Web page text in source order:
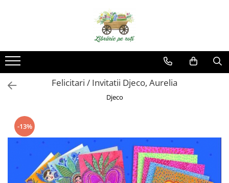
Felicitari / Invitatii Djeco, Aurelia
Djeco
-13%